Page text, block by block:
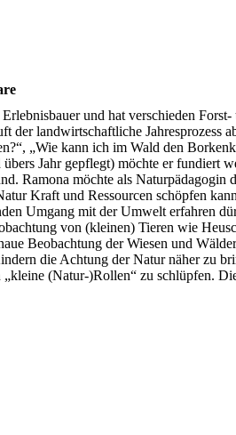
und hat verschieden
der landwirtschaftliche Jahresprozess
„Wie kann ich im Wald den
Jahr gepflegt) möchte er fundiert
Ramona möchte als Naturpädagogin
Kraft und Ressourcen schöpfen
Umgang mit der Umwelt erfahren
von (kleinen) Tieren wie
Beobachtung der Wiesen und
die Achtung der Natur näher zu
(Natur-)Rollen“ zu schlüpfen.